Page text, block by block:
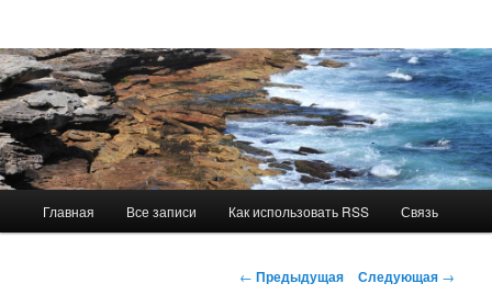
Главная Все записи Как использовать RSS Связь
Навигация
← Предыдущая Следующая →